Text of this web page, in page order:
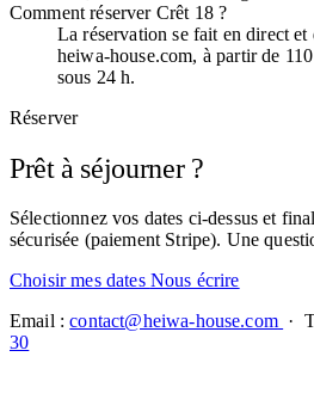
Comment réserver Crêt 18 ?
La réservation se fait en direct et
heiwa-house.com, à partir de
sous 24 h.
Réserver
Prêt à séjourner ?
Sélectionnez vos dates ci-dessus et
sécurisée (paiement Stripe). Une
Choisir mes dates Nous écrire
Email :contact@heiwa-house.com ·
30